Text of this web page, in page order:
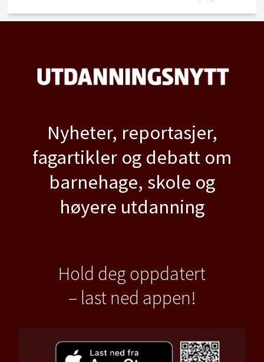
Nyheter, reportasjer,
fagartikler og debatt om
barnehage, skole og
høyere utdanning
Hold deg oppdatert
– last ned appen!